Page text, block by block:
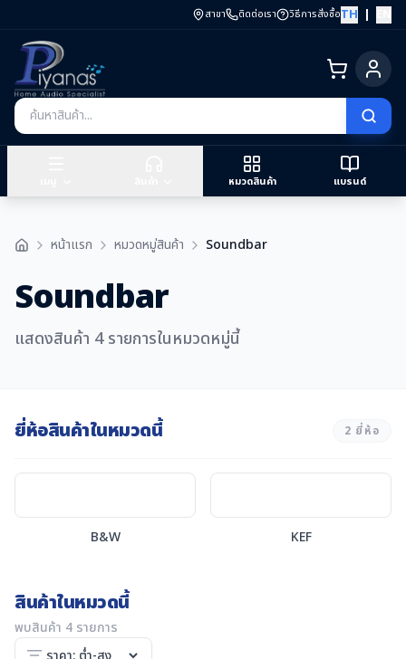
สาขา ติดต่อเรา วิธีการสั่งซื้อTH |
หมวดสินค้า แบรนด์
หน้าแรก หมวดหมู่สินค้า Soundbar
Soundbar
แสดงสินค้า 4 รายการในหมวดหมู่นี้
ยี่ห้อสินค้าในหมวดนี้ 2 ยี่ห้อ
B&W KEF
สินค้าในหมวดนี้
พบสินค้า 4 รายการ